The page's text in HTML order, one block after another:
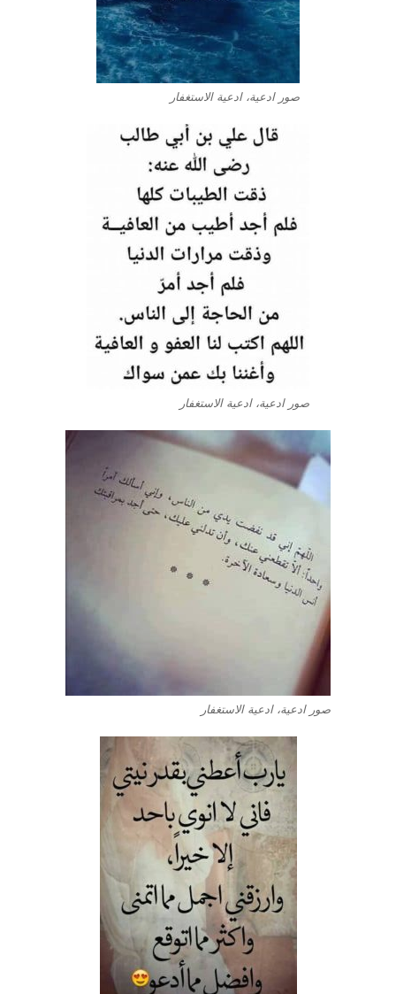
صور ادعية، ادعية الاستغفار
صور ادعية، ادعية الاستغفار
صور ادعية، ادعية الاستغفار